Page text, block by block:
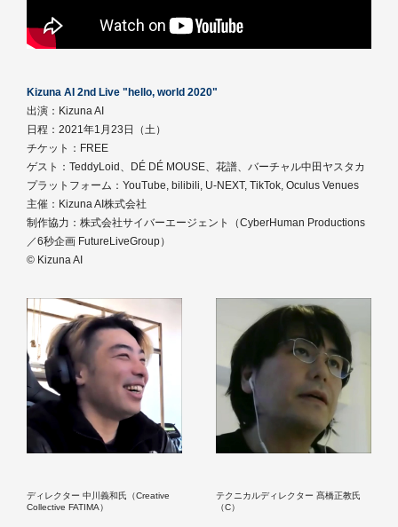
Kizuna AI 2nd Live "hello, world 2020"
出演：Kizuna AI
日程：2021年1月23日（土）
チケット：FREE
ゲスト：TeddyLoid、DÉ DÉ MOUSE、花譜、バーチャル中田ヤスタカ
プラットフォーム：YouTube, bilibili, U-NEXT, TikTok, Oculus Venues
主催：Kizuna AI株式会社
制作協力：株式会社サイバーエージェント（CyberHuman Productions
／6秒企画 FutureLiveGroup）
© Kizuna AI
ディレクター 中川義和氏（Creative
Collective FATIMA）
テクニカルディレクター 髙橋正教氏
（C）